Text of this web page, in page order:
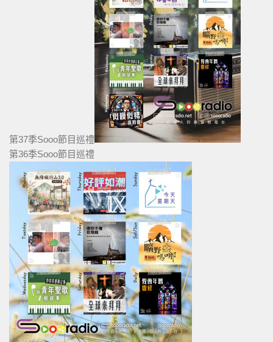
第37季Sooo節目巡禮
第36季Sooo節目巡禮